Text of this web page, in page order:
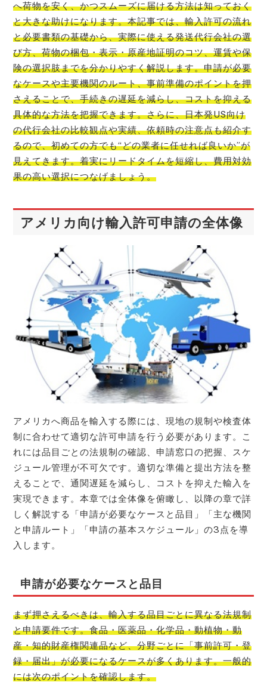
へ荷物を安く、かつスムーズに届ける方法は知っておく
と大きな助けになります。本記事では、輸入許可の流れ
と必要書類の基礎から、実際に使える発送代行会社の選
び方、荷物の梱包・表示・原産地証明のコツ、運賃や保
険の選択肢までを分かりやすく解説します。申請が必要
なケースや主要機関のルート、事前準備のポイントを押
さえることで、手続きの遅延を減らし、コストを抑える
具体的な方法を把握できます。さらに、日本発US向け
の代行会社の比較観点や実績、依頼時の注意点も紹介す
るので、初めての方でも“どの業者に任せれば良いか”が
見えてきます。着実にリードタイムを短縮し、費用対効
果の高い選択につなげましょう。
アメリカ向け輸入許可申請の全体像
アメリカへ商品を輸入する際には、現地の規制や検査体
制に合わせて適切な許可申請を行う必要があります。こ
れには品目ごとの法規制の確認、申請窓口の把握、スケ
ジュール管理が不可欠です。適切な準備と提出方法を整
えることで、通関遅延を減らし、コストを抑えた輸入を
実現できます。本章では全体像を俯瞰し、以降の章で詳
しく解説する「申請が必要なケースと品目」「主な機関
と申請ルート」「申請の基本スケジュール」の3点を導
入します。
申請が必要なケースと品目
まず押さえるべきは、輸入する品目ごとに異なる法規制
と申請要件です。食品・医薬品・化学品・動植物・動
産・知的財産権関連品など、分野ごとに「事前許可・登
録・届出」が必要になるケースが多くあります。一般的
には次のポイントを確認します。